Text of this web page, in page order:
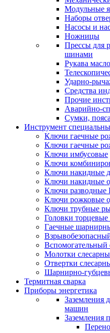
Модульные
Наборы
Насосы и
Ножницы
Прессы для
шинами
Рукава
Ударно-
Средства
Прочие
Аварийно-
Сумки,
Инструмент
Ключи гаечные
Ключи гаечные
Ключи имбусовые
Ключи
Ключи накидные
Ключи накидные
Ключи разводные
Ключи рожковые
Ключи трубные
Головки
Гаечные
Молотки
Отвертки
Шарнирно-
Термитная сварка
Приборы энергетика
Заземления
машин
Заземления